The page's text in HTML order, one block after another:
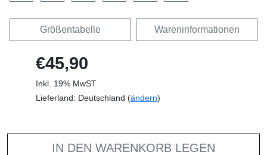
Größentabelle Wareninformationen
€45,90
Inkl. 19% MwST
Lieferland: Deutschland (ändern)
IN DEN WARENKORB LEGEN